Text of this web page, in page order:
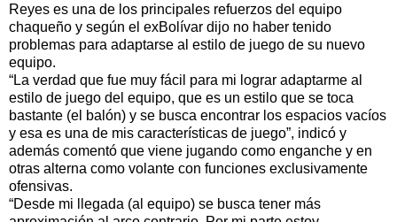
Reyes es una de los principales refuerzos del equipo
chaqueño y según el exBolívar dijo no haber tenido
problemas para adaptarse al estilo de juego de su nuevo
equipo.
“La verdad que fue muy fácil para mi lograr adaptarme al
estilo de juego del equipo, que es un estilo que se toca
bastante (el balón) y se busca encontrar los espacios vacíos
y esa es una de mis características de juego”, indicó y
además comentó que viene jugando como enganche y en
otras alterna como volante con funciones exclusivamente
ofensivas.
“Desde mi llegada (al equipo) se busca tener más